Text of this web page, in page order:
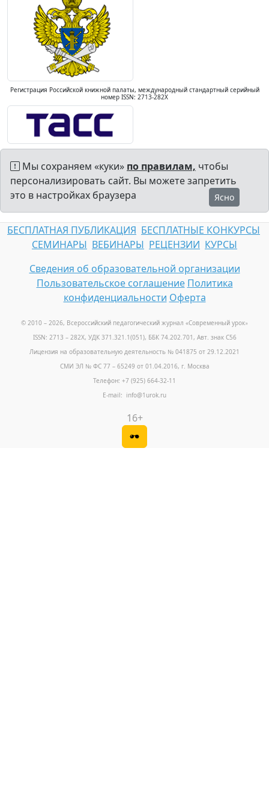
Регистрация Российской книжной палаты, международный стандартный серийный
номер ISSN: 2713-282X
Мы сохраняем «куки» по правилам, чтобы
персонализировать сайт. Вы можете запретить
это в настройках браузера
Ясно
БЕСПЛАТНАЯ ПУБЛИКАЦИЯ БЕСПЛАТНЫЕ КОНКУРСЫ
СЕМИНАРЫ ВЕБИНАРЫ РЕЦЕНЗИИ КУРСЫ
Сведения об образовательной организации
Пользовательское соглашение Политика
конфиденциальности Оферта
© 2010 – 2026, Всероссийский педагогический журнал «Современный урок»
ISSN: 2713 – 282X, УДК 371.321.1(051), ББК 74.202.701, Авт. знак С56
Лицензия на образовательную деятельность № 041875 от 29.12.2021
СМИ ЭЛ № ФС 77 – 65249 от 01.04.2016, г. Москва
Телефон: +7 (925) 664-32-11
E-mail: info@1urok.ru
16+